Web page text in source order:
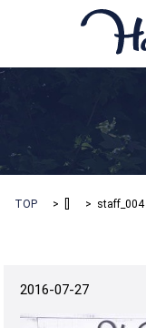
TOP staff_004
2016-07-27